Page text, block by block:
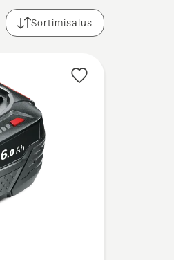
Sortimisalus